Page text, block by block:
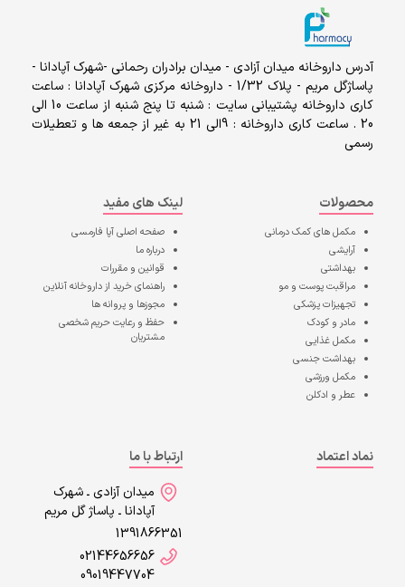
آدرس داروخانه میدان آزادی - میدان برادران رحمانی -شهرک آپادانا -
پاساژگل مریم - پلاک 1/32 - داروخانه مرکزی شهرک آپادانا : ساعت
کاری داروخانه پشتیبانی سایت : شنبه تا پنج شنبه از ساعت 10 الی
20 . ساعت کاری داروخانه : 9الی 21 به غیر از جمعه ها و تعطیلات
رسمی
محصولات
مکمل های کمک درمانی
آرایشی
بهداشتی
مراقبت پوست و مو
تجهیزات پزشکی
مادر و کودک
مکمل غذایی
بهداشت جنسی
مکمل ورزشی
عطر و ادکلن
لینک های مفید
صفحه اصلیآپا فارمسی
درباره ما
قوانین و مقررات
راهنمای خرید از داروخانه آنلاین
مجوزها و پروانه ها
حفظ و رعایت حریم شخصی
مشتریان
نماد اعتماد
ارتباط با ما
میدان آزادی ـ شهرک
آپادانا ـ پاساژ گل مریم
1391866351
02144656656
09019447704